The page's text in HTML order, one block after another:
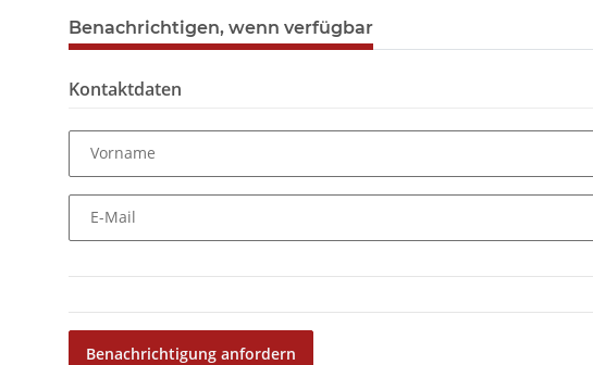
Benachrichtigen, wenn verfügbar
Kontaktdaten
Vorname
E-Mail
Benachrichtigung anfordern